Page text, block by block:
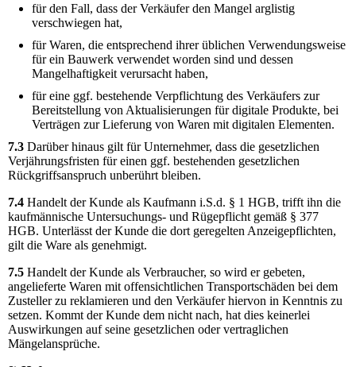
für den Fall, dass der Verkäufer den Mangel arglistig
verschwiegen hat,
für Waren, die entsprechend ihrer üblichen Verwendungsweise
für ein Bauwerk verwendet worden sind und dessen
Mangelhaftigkeit verursacht haben,
für eine ggf. bestehende Verpflichtung des Verkäufers zur
Bereitstellung von Aktualisierungen für digitale Produkte, bei
Verträgen zur Lieferung von Waren mit digitalen Elementen.
7.3 Darüber hinaus gilt für Unternehmer, dass die gesetzlichen
Verjährungsfristen für einen ggf. bestehenden gesetzlichen
Rückgriffsanspruch unberührt bleiben.
7.4 Handelt der Kunde als Kaufmann i.S.d. § 1 HGB, trifft ihn die
kaufmännische Untersuchungs- und Rügepflicht gemäß § 377
HGB. Unterlässt der Kunde die dort geregelten Anzeigepflichten,
gilt die Ware als genehmigt.
7.5 Handelt der Kunde als Verbraucher, so wird er gebeten,
angelieferte Waren mit offensichtlichen Transportschäden bei dem
Zusteller zu reklamieren und den Verkäufer hiervon in Kenntnis zu
setzen. Kommt der Kunde dem nicht nach, hat dies keinerlei
Auswirkungen auf seine gesetzlichen oder vertraglichen
Mängelansprüche.